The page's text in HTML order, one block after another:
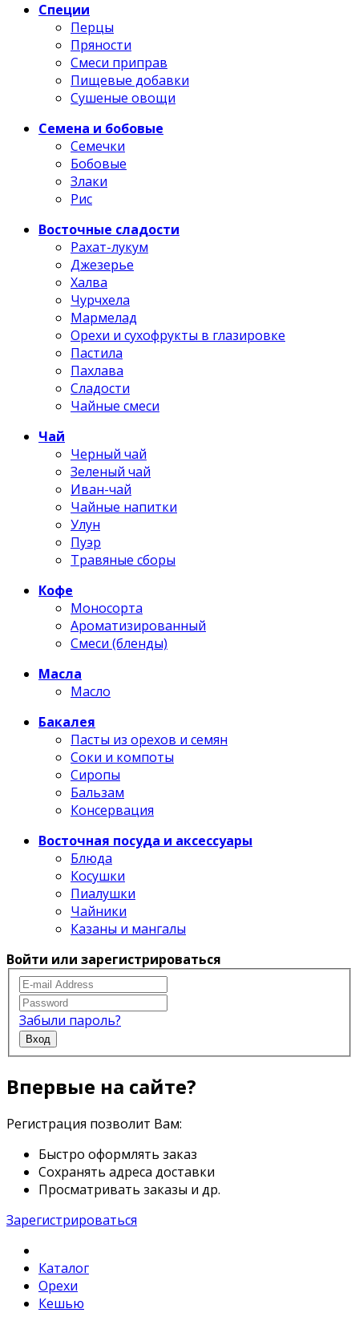
Специи
Перцы
Пряности
Смеси приправ
Пищевые добавки
Сушеные овощи
Семена и бобовые
Семечки
Бобовые
Злаки
Рис
Восточные сладости
Рахат-лукум
Джезерье
Халва
Чурчхела
Мармелад
Орехи и сухофрукты в глазировке
Пастила
Пахлава
Сладости
Чайные смеси
Чай
Черный чай
Зеленый чай
Иван-чай
Чайные напитки
Улун
Пуэр
Травяные сборы
Кофе
Моносорта
Ароматизированный
Смеси (бленды)
Масла
Масло
Бакалея
Пасты из орехов и семян
Соки и компоты
Сиропы
Бальзам
Консервация
Восточная посуда и аксессуары
Блюда
Косушки
Пиалушки
Чайники
Казаны и мангалы
Войти или зарегистрироваться
Забыли пароль?
Вход
Впервые на сайте?
Регистрация позволит Вам:
Быстро оформлять заказ
Сохранять адреса доставки
Просматривать заказы и др.
Зарегистрироваться
Каталог
Орехи
Кешью